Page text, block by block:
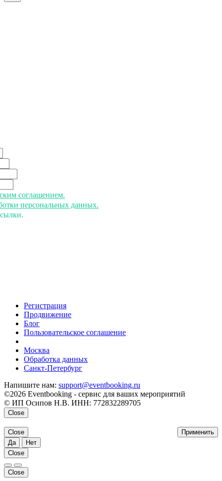
соглашением.
персональных данных.
Регистрация
Продвижение
Блог
Пользовательское соглашение
Москва
Обработка данных
Санкт-Петербург
Напишите нам: support@eventbooking.ru
©2026 Eventbooking - сервис для ваших мероприятий
© ИП Осипов Н.В. ИНН: 772832289705
Close
Применить
Close
Да
Нет
Close
Close